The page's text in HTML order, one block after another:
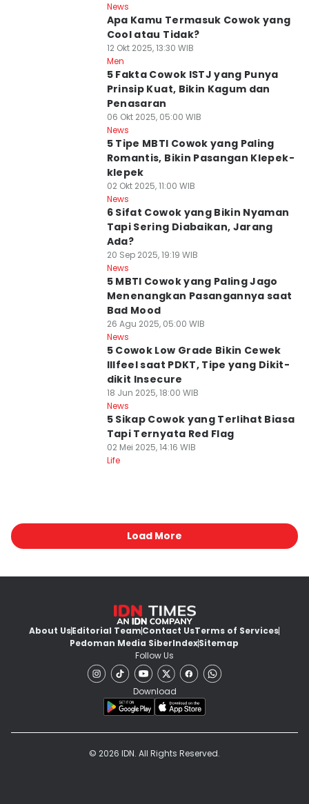
News
Apa Kamu Termasuk Cowok yang
Cool atau Tidak?
12 Okt 2025, 13:30 WIB
Men
5 Fakta Cowok ISTJ yang Punya
Prinsip Kuat, Bikin Kagum dan
Penasaran
06 Okt 2025, 05:00 WIB
News
5 Tipe MBTI Cowok yang Paling
Romantis, Bikin Pasangan Klepek-
klepek
02 Okt 2025, 11:00 WIB
News
6 Sifat Cowok yang Bikin Nyaman
Tapi Sering Diabaikan, Jarang
Ada?
20 Sep 2025, 19:19 WIB
News
5 MBTI Cowok yang Paling Jago
Menenangkan Pasangannya saat
Bad Mood
26 Agu 2025, 05:00 WIB
News
5 Cowok Low Grade Bikin Cewek
Illfeel saat PDKT, Tipe yang Dikit-
dikit Insecure
18 Jun 2025, 18:00 WIB
News
5 Sikap Cowok yang Terlihat Biasa
Tapi Ternyata Red Flag
02 Mei 2025, 14:16 WIB
Life
Load More
About UsEditorial TeamContact UsTerms of Services
Pedoman Media SiberIndexSitemap
Follow Us
Download
© 2026 IDN. All Rights Reserved.